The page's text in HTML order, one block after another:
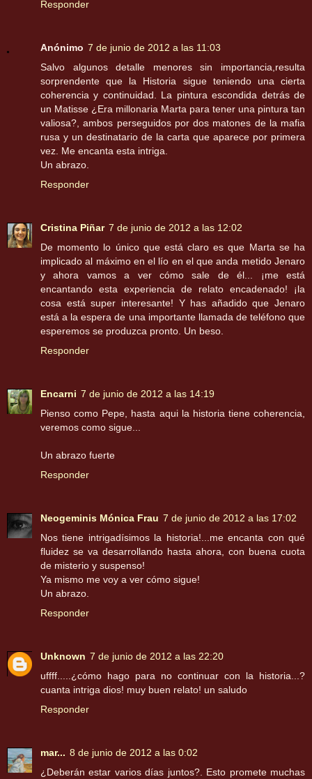
Responder
Anónimo 7 de junio de 2012 a las 11:03
Salvo algunos detalle menores sin importancia,resulta
sorprendente que la Historia sigue teniendo una cierta
coherencia y continuidad. La pintura escondida detrás de
un Matisse ¿Era millonaria Marta para tener una pintura tan
valiosa?, ambos perseguidos por dos matones de la mafia
rusa y un destinatario de la carta que aparece por primera
vez. Me encanta esta intriga.
Un abrazo.
Responder
Cristina Piñar 7 de junio de 2012 a las 12:02
De momento lo único que está claro es que Marta se ha
implicado al máximo en el lío en el que anda metido Jenaro
y ahora vamos a ver cómo sale de él... ¡me está
encantando esta experiencia de relato encadenado! ¡la
cosa está super interesante! Y has añadido que Jenaro
está a la espera de una importante llamada de teléfono que
esperemos se produzca pronto. Un beso.
Responder
Encarni 7 de junio de 2012 a las 14:19
Pienso como Pepe, hasta aqui la historia tiene coherencia,
veremos como sigue...
Un abrazo fuerte
Responder
Neogeminis Mónica Frau 7 de junio de 2012 a las 17:02
Nos tiene intrigadísimos la historia!...me encanta con qué
fluidez se va desarrollando hasta ahora, con buena cuota
de misterio y suspenso!
Ya mismo me voy a ver cómo sigue!
Un abrazo.
Responder
Unknown 7 de junio de 2012 a las 22:20
uffff.....¿cómo hago para no continuar con la historia...?
cuanta intriga dios! muy buen relato! un saludo
Responder
mar... 8 de junio de 2012 a las 0:02
¿Deberán estar varios días juntos?. Esto promete muchas